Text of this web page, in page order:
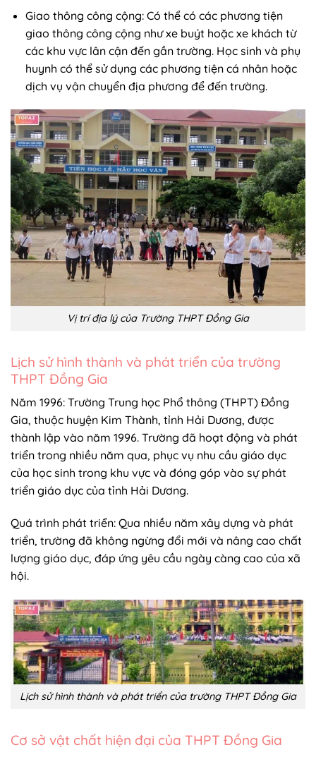
Giao thông công cộng: Có thể có các phương tiện
giao thông công cộng như xe buýt hoặc xe khách từ
các khu vực lân cận đến gần trường. Học sinh và phụ
huynh có thể sử dụng các phương tiện cá nhân hoặc
dịch vụ vận chuyển địa phương để đến trường.
Vị trí địa lý của Trường THPT Đồng Gia
Lịch sử hình thành và phát triển của trường
THPT Đồng Gia
Năm 1996: Trường Trung học Phổ thông (THPT) Đồng
Gia, thuộc huyện Kim Thành, tỉnh Hải Dương, được
thành lập vào năm 1996. Trường đã hoạt động và phát
triển trong nhiều năm qua, phục vụ nhu cầu giáo dục
của học sinh trong khu vực và đóng góp vào sự phát
triển giáo dục của tỉnh Hải Dương.
Quá trình phát triển: Qua nhiều năm xây dựng và phát
triển, trường đã không ngừng đổi mới và nâng cao chất
lượng giáo dục, đáp ứng yêu cầu ngày càng cao của xã
hội.
Lịch sử hình thành và phát triển của trường THPT Đồng Gia
Cơ sở vật chất hiện đại của THPT Đồng Gia